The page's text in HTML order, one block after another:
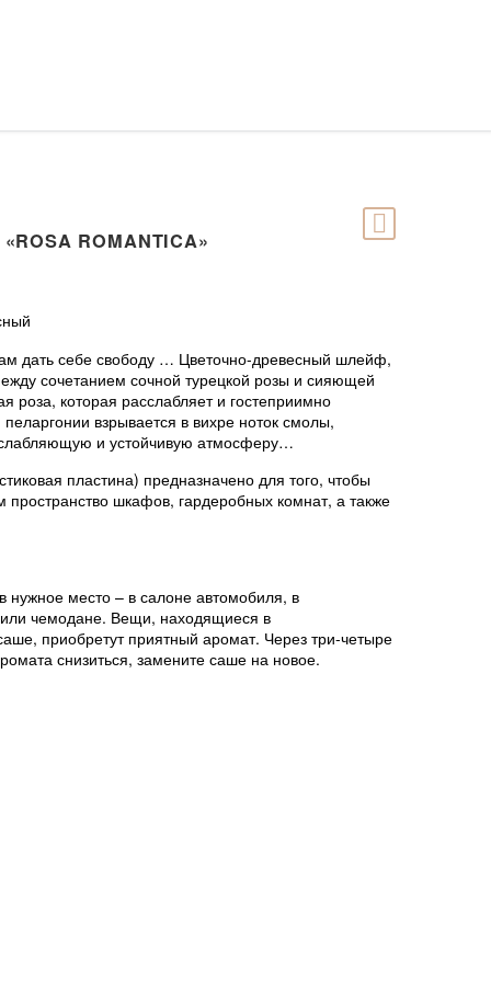
ROMANTICA»
дать себе свободу … Цветочно-древесный шлейф,
сочетанием сочной турецкой розы и сияющей
роза, которая расслабляет и гостеприимно
взрывается в вихре ноток смолы,
и устойчивую атмосферу…
пластина) предназначено для того, чтобы
шкафов, гардеробных комнат, а также
нужное место – в салоне автомобиля, в
чемодане. Вещи, находящиеся в
приобретут приятный аромат. Через три-четыре
снизиться, замените саше на новое.